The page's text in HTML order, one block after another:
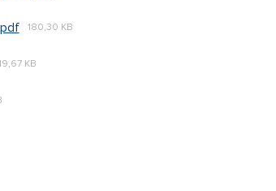
180,30 KB
KB